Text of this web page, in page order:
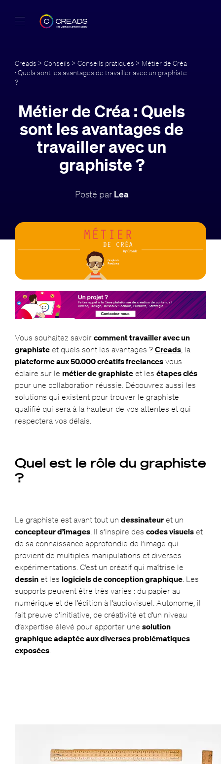
Offres
Guide
Creads > Conseils > Conseils pratiques > Métier de Créa
: Quels sont les avantages de travailler avec un graphiste
?
Métier de Créa : Quels
sont les avantages de
travailler avec un
graphiste ?
Posté par Lea
Vous souhaitez savoir comment travailler avec un
graphisteet quels sont les avantages ? Creads, la
plateforme aux 50.000 créatifs freelancesvous
éclaire sur le métier de graphisteet les étapes clés
pour une collaboration réussie. Découvrez aussi les
solutions qui existent pour trouver le graphiste
qualifié qui sera à la hauteur de vos attentes et qui
respectera vos délais.
Quel est le rôle du graphiste
?
Le graphiste est avant tout un dessinateuret un
concepteur d’images. Il s’inspire des codes visuelset
de sa connaissance approfondie de l’image qui
provient de multiples manipulations et diverses
expérimentations. C’est un créatif qui maîtrise le
dessinet les logiciels de conception graphique. Les
supports peuvent être très variés : du papier au
numérique et de l’édition à l’audiovisuel. Autonome, il
fait preuve d’initiative, de créativité et d’un niveau
d’expertise élevé pour apporter une solution
graphique adaptée aux diverses problématiques
exposées.